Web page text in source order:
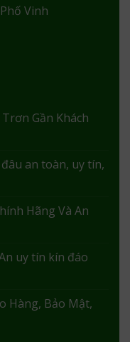
Vinh
Gần Khách
an toàn, uy tín,
Hãng Và An
uy tín kín đáo
Hàng, Bảo Mật,